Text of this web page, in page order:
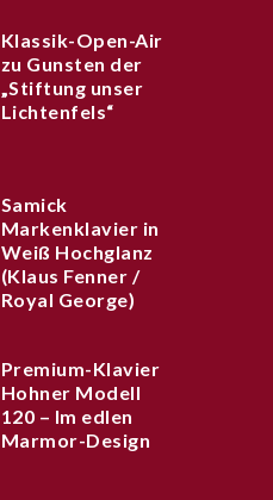
Klassik-Open-Air
zu Gunsten der
„Stiftung unser
Lichtenfels“
Samick
Markenklavier in
Weiß Hochglanz
(Klaus Fenner /
Royal George)
Premium-Klavier
Hohner Modell
120 – Im edlen
Marmor-Design